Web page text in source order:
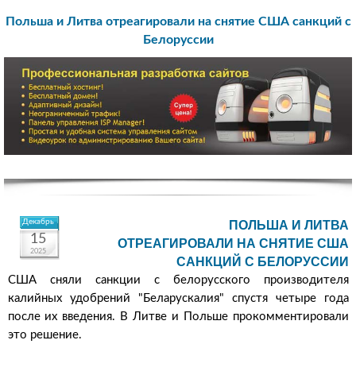
Польша и Литва отреагировали на снятие США санкций с
Белоруссии
Декабрь
15
2025
ПОЛЬША И ЛИТВА
ОТРЕАГИРОВАЛИ НА СНЯТИЕ США
САНКЦИЙ С БЕЛОРУССИИ
США сняли санкции с белорусского производителя
калийных удобрений "Беларускалия" спустя четыре года
после их введения. В Литве и Польше прокомментировали
это решение.